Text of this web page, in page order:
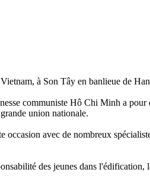
à Son Tây en banlieue de
communiste Hô Chi Minh a
union nationale.
avec de nombreux
des jeunes dans